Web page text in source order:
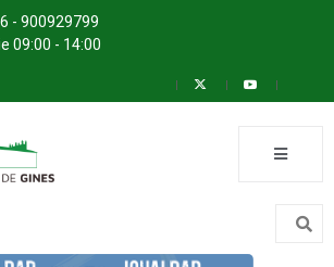
- 900929799
09:00 - 14:00